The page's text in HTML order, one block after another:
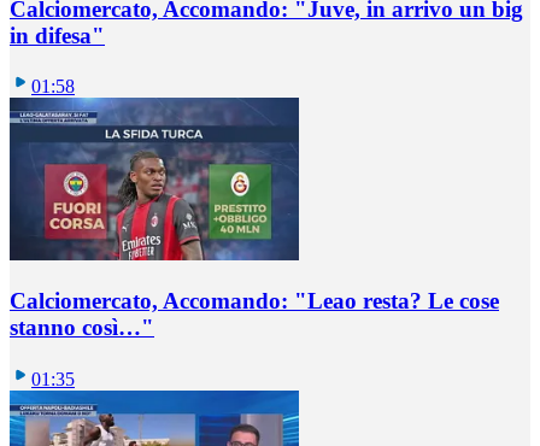
Calciomercato, Accomando: "Juve, in arrivo un big
in difesa"
01:58
Calciomercato, Accomando: "Leao resta? Le cose
stanno così…"
01:35